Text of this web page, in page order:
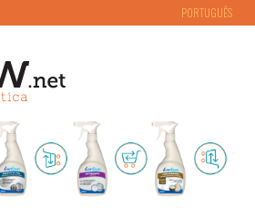
PORTUGUÊS